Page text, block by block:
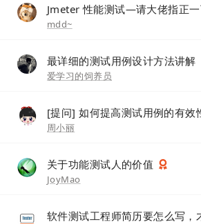
Jmeter 性能测试—请大佬指正
mdd~
最详细的测试用例设计方法讲解
爱学习的饲养员
[提问] 如何提高测试用例的有效
周小丽
关于功能测试人的价值
JoyMao
软件测试工程师简历要怎么写，